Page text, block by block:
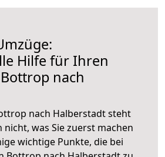
Hilfe für Ihren
nach
nach Halberstadt steht
nicht, was Sie zuerst machen
wichtige Punkte, die bei